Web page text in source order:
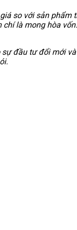
so với sản
là mong hòa
đầu tư đổi mới